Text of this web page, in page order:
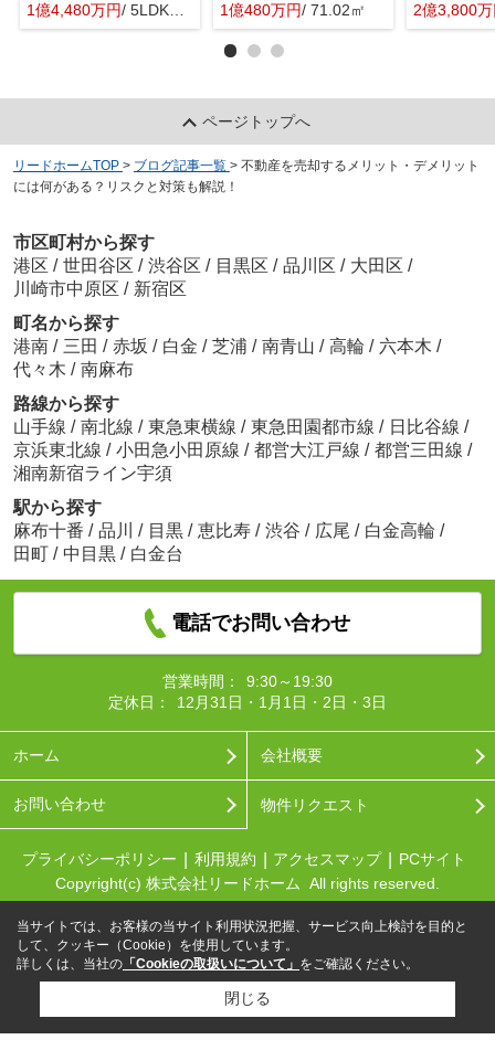
1億4,480万円/ 5LDK＋1S(納戸)
1億480万円/ 71.02㎡
2億3,800
ページトップへ
リードホームTOP > ブログ記事一覧 > 不動産を売却するメリット・デメリット
には何がある？リスクと対策も解説！
市区町村から探す
港区 / 世田谷区 / 渋谷区 / 目黒区 / 品川区 / 大田区 /
川崎市中原区 / 新宿区
町名から探す
港南 / 三田 / 赤坂 / 白金 / 芝浦 / 南青山 / 高輪 / 六本木 /
代々木 / 南麻布
路線から探す
山手線 / 南北線 / 東急東横線 / 東急田園都市線 / 日比谷線 /
京浜東北線 / 小田急小田原線 / 都営大江戸線 / 都営三田線 /
湘南新宿ライン宇須
駅から探す
麻布十番 / 品川 / 目黒 / 恵比寿 / 渋谷 / 広尾 / 白金高輪 /
田町 / 中目黒 / 白金台
電話でお問い合わせ
営業時間：
9:30～19:30
定休日：
12月31日・1月1日・2日・3日
ホーム 会社概要
お問い合わせ 物件リクエスト
プライバシーポリシー 利用規約 アクセスマップ
PCサイト
Copyright(c) 株式会社リードホーム All rights reserved.
当サイトでは、お客様の当サイト利用状況把握、サービス向上検討を目的と
して、クッキー（Cookie）を使用しています。
詳しくは、当社の 「Cookieの取扱いについて」 をご確認ください。
閉じる